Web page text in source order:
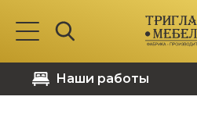
Наши работы